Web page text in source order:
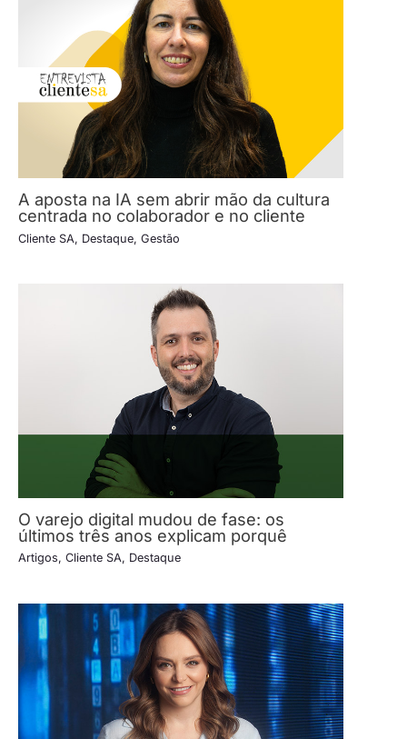
A aposta na IA sem abrir mão da cultura
centrada no colaborador e no cliente
Cliente SA, Destaque, Gestão
O varejo digital mudou de fase: os
últimos três anos explicam porquê
Artigos, Cliente SA, Destaque